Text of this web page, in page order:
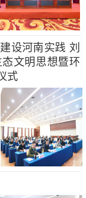
设河南实践 刘
文明思想暨环
式